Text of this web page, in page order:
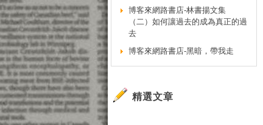
博客來網路書店-林書揚文集
（二）如何讓過去的成為真正的過
去
博客來網路書店-黑暗，帶我走
精選文章